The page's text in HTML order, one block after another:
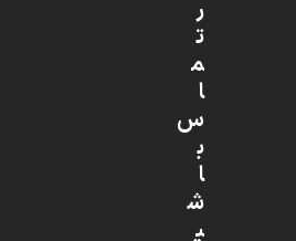
ر
ت
م
ا
س
ب
ا
ش
ی